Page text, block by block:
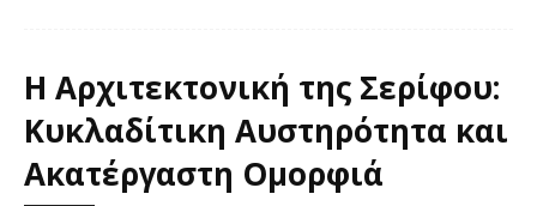
Η Αρχιτεκτονική της Σερίφου:
Κυκλαδίτικη Αυστηρότητα και
Ακατέργαστη Ομορφιά